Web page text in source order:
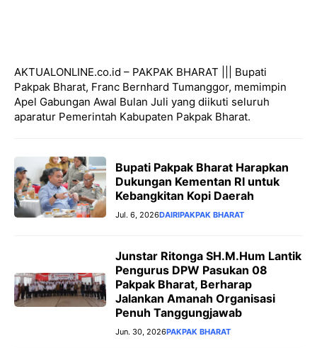
AKTUALONLINE.co.id – PAKPAK BHARAT ||| Bupati
Pakpak Bharat, Franc Bernhard Tumanggor, memimpin
Apel Gabungan Awal Bulan Juli yang diikuti seluruh
aparatur Pemerintah Kabupaten Pakpak Bharat.
Bupati Pakpak Bharat Harapkan
Dukungan Kementan RI untuk
Kebangkitan Kopi Daerah
Jul. 6, 2026DAIRIPAKPAK BHARAT
Junstar Ritonga SH.M.Hum Lantik
Pengurus DPW Pasukan 08
Pakpak Bharat, Berharap
Jalankan Amanah Organisasi
Penuh Tanggungjawab
Jun. 30, 2026PAKPAK BHARAT